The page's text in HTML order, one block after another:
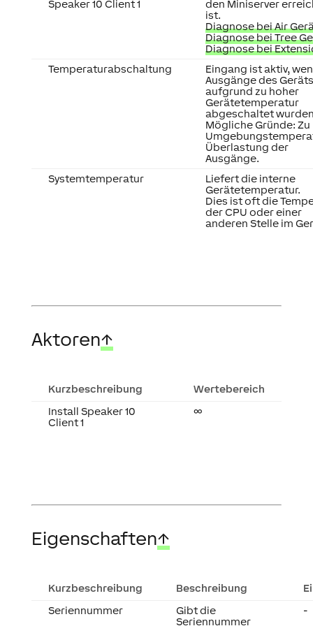
Speaker 10 Client 1
den Miniserver
ist.
Diagnose bei Air
Diagnose bei Tree
Diagnose bei
Temperaturabschaltung
Eingang ist aktiv,
Ausgänge des Geräts
aufgrund zu hoher
Gerätetemperatur
abgeschaltet
Mögliche Gründe: Zu
Überlastung der
Ausgänge.
Systemtemperatur
Liefert die interne
Gerätetemperatur.
Dies ist oft die
der CPU oder einer
anderen Stelle im
Aktoren↑
Kurzbeschreibung
Wertebereich
Install Speaker 10
Client 1
∞
Eigenschaften↑
Kurzbeschreibung Beschreibung
Seriennummer
Gibt die
Seriennummer
-